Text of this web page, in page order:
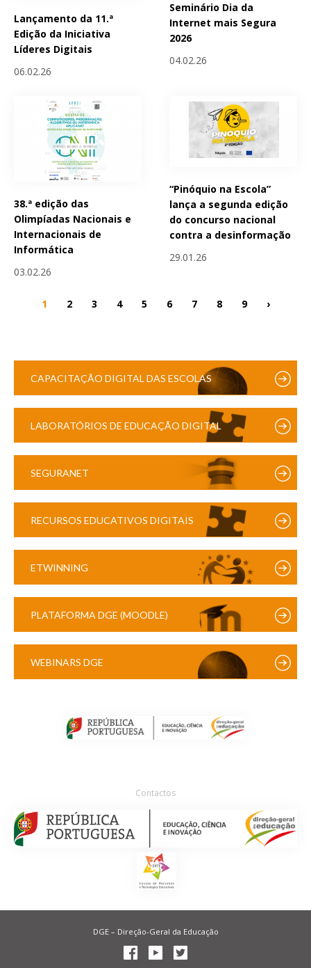
Lançamento da 11.ª
Edição da Iniciativa
Líderes Digitais
06.02.26
Seminário Dia da
Internet mais Segura
2026
04.02.26
38.ª edição das
Olimpíadas Nacionais e
Internacionais de
Informática
03.02.26
“Pinóquio na Escola”
lança a segunda edição
do concurso nacional
contra a desinformação
29.01.26
1 2 3 4 5 6 7 8 9 ›
CAPACITAÇÃO DIGITAL DAS ESCOLAS
LABORATÓRIOS DE EDUCAÇÃO DIGITAL
SEGURANET
RECURSOS EDUCATIVOS DIGITAIS
ETWINNING
PLATAFORMA DGE (MOODLE)
WEBINARS DGE
Contactos
DGE – Direção-Geral da Educação